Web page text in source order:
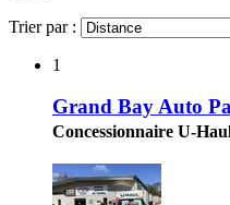
Trier par :
1
Grand Bay Auto
Concessionnaire U-